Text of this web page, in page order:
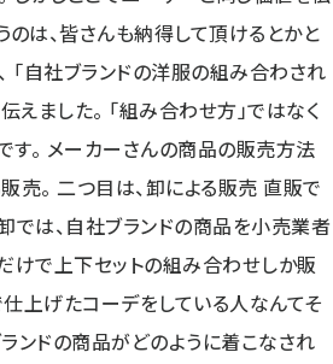
は、皆さんも納得して頂けるとかと
「自社ブランドの洋服の組み合わされ
ました。 「組み合わせ方」ではなく
す。 メーカーさんの商品の販売方法
売。 二つ目は、卸による販売 直販で
では、自社ブランドの商品を小売業者
けで上下セットの組み合わせしか販
上げたコーデをしている人なんてそ
ンドの商品がどのように着こなされ